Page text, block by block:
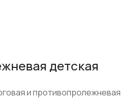
детская
и противопролежневая